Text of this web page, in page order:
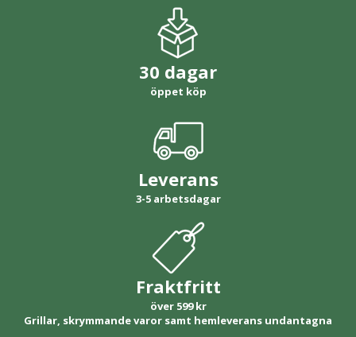
30 dagar
öppet köp
Leverans
3-5 arbetsdagar
Fraktfritt
över 599 kr
Grillar, skrymmande varor samt hemleverans undantagna